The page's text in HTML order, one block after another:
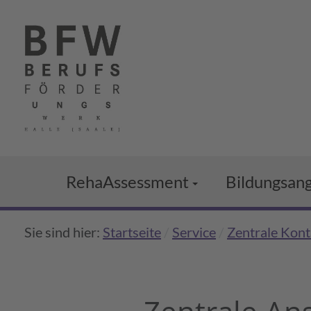
Reha­Assessment
Eignungsabklärung &
Sie sind hier: Startseite Service Zentrale